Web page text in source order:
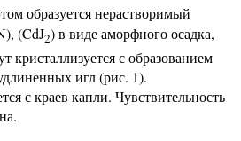
образуется нерастворимый
(CdJ2) в виде аморфного осадка,
кристаллизуется с образованием
игл (рис. 1).
с краев капли. Чувствительность